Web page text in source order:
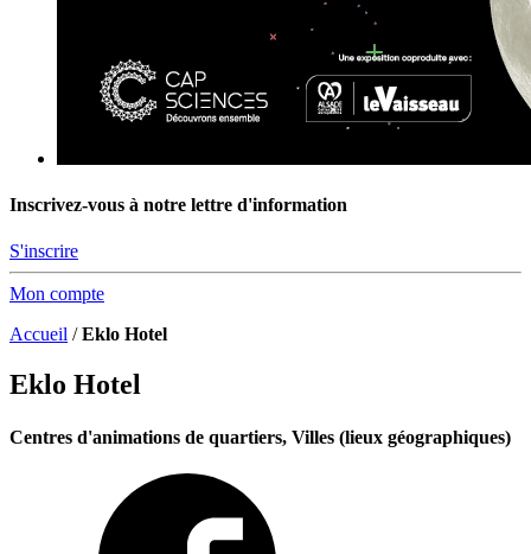
Inscrivez-vous à notre lettre d'information
S'inscrire
Mon compte
Accueil /Eklo Hotel
Eklo Hotel
Centres d'animations de quartiers, Villes (lieux géographiques)